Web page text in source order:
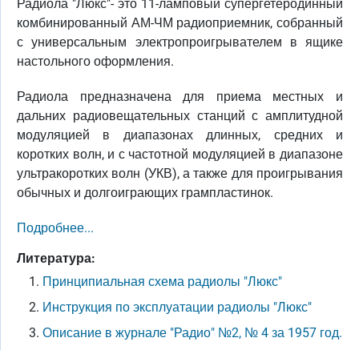
Радиола "Люкс"- это 11-ламповый супергетеродинный
комбинированный АМ-ЧМ радиоприемник, собранный
с универсальным электропроигрывателем в ящике
настольного оформления.
Радиола предназначена для приема местных и
дальних радиовещательных станций с амплитудной
модуляцией в диапазонах длинных, средних и
коротких волн, и с частотной модуляцией в диапазоне
ультракоротких волн (УКВ), а также для проигрывания
обычных и долгоиграющих грампластинок.
Подробнее...
Литература:
Принципиальная схема радиолы "Люкс"
Инструкция по эксплуатации радиолы "Люкс"
Описание в журнале "Радио" №2, № 4 за 1957 год.